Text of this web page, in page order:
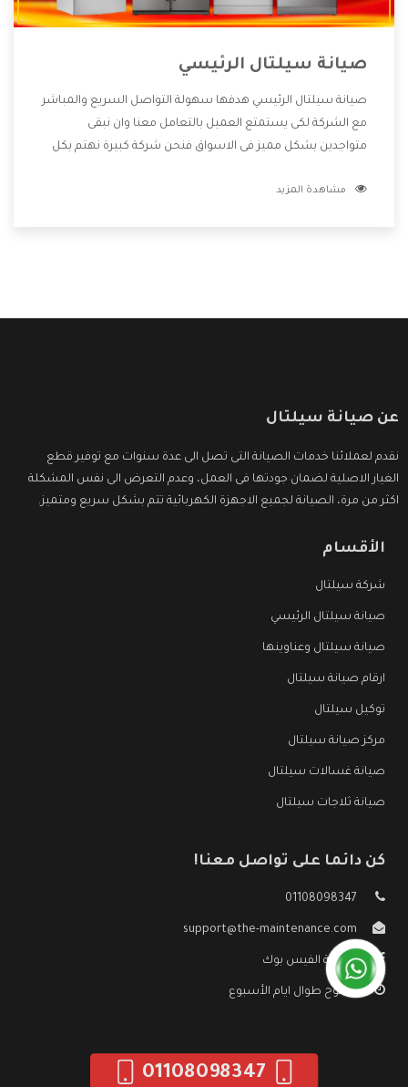
صيانة سيلتال الرئيسي
صيانة سيلتال الرئيسي هدفها سهولة التواصل السريع والمباشر
مع الشركة لكى يستمتع العميل بالتعامل معنا وان نبقى
متواجدين بشكل مميز فى الاسواق فنحن شركة كبيرة نهتم بكل
الشركة بها والتى تكون منها خدمة الصيانة التى تكون من أهم
مشاهدة المزيد
عن صيانة سيلتال
نقدم لعملائنا خدمات الصيانة التى تصل الى عدة سنوات مع توفير قطع
الغيار الاصلية لضمان جودتها فى العمل، وعدم التعرض الى نفس المشكلة
اكثر من مرة، الصيانة لجميع الاجهزة الكهربائية تتم بشكل سريع ومتميز.
الأقسام
شركة سيلتال
صيانة سيلتال الرئيسي
صيانة سيلتال وعناوينها
ارقام صيانة سيلتال
توكيل سيلتال
مركز صيانة سيلتال
صيانة غسالات سيلتال
صيانة ثلاجات سيلتال
كن دائما على تواصل معنا!
01108098347
support@the-maintenance.com
صفحة الفيس بوك
مفتوح طوال ايام الأسبوع
01108098347